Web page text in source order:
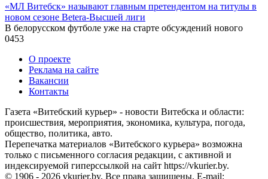
«МЛ Витебск» называют главным претендентом на титулы в
новом сезоне Betera-Высшей лиги
В белорусском футболе уже на старте обсуждений нового
0453
О проекте
Реклама на сайте
Вакансии
Контакты
Газета «Витебский курьер» - новости Витебска и области:
происшествия, мероприятия, экономика, культура, погода,
общество, политика, авто.
Перепечатка материалов «Витебского курьера» возможна
только с письменного согласия редакции, с активной и
индексируемой гиперссылкой на сайт https://vkurier.by.
© 1906 - 2026 vkurier.by. Все права защищены. E-mail: